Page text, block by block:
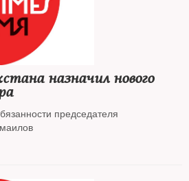
назначил нового
председателя